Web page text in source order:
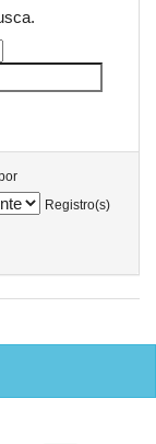
Registro(s)